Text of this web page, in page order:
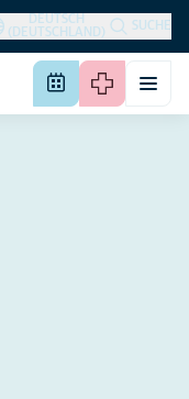
DEUTSCH
(DEUTSCHLAND)
SUCHE